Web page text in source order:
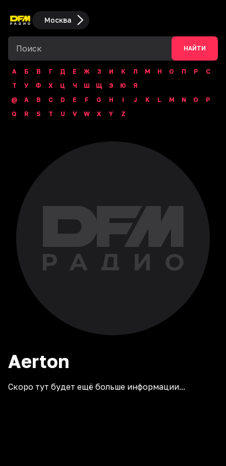
Москва
НАЙТИ
А Б В Г Д Е Ж З И К Л М Н О П Р
С
Т
У Ф Х Ц Ч Ш Щ Э Ю
Я
@
A B C D E F G H I J K L M N O
P
Q
R S T U V W X Y Z
Aerton
Скоро тут будет ещё больше информации...